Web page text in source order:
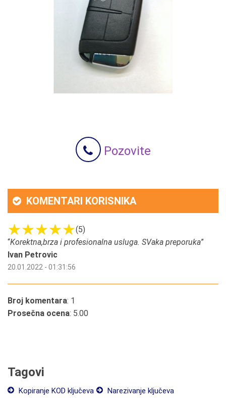
Pozovite
KOMENTARI KORISNIKA
(5)
“Korektna,brza i profesionalna usluga. SVaka preporuka”
Ivan Petrovic
20.01.2022 - 01:31:56
Broj komentara: 1
Prosečna ocena: 5.00
Tagovi
Kopiranje KOD ključeva Narezivanje ključeva